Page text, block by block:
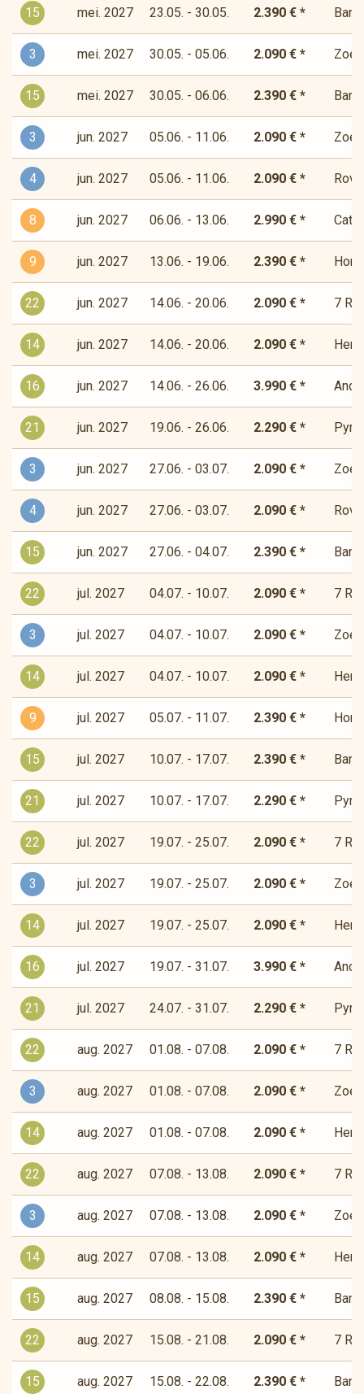
15 mei. 2027 23.05. - 30.05. 2.390 € *
3 mei. 2027 30.05. - 05.06. 2.090 € *
15 mei. 2027 30.05. - 06.06. 2.390 € *
3 jun. 2027 05.06. - 11.06. 2.090 € *
4 jun. 2027 05.06. - 11.06. 2.090 € *
8 jun. 2027 06.06. - 13.06. 2.990 € *
9 jun. 2027 13.06. - 19.06. 2.390 € *
22 jun. 2027 14.06. - 20.06. 2.090 € * 7
14 jun. 2027 14.06. - 20.06. 2.090 € *
16 jun. 2027 14.06. - 26.06. 3.990 € *
21 jun. 2027 19.06. - 26.06. 2.290 € *
3 jun. 2027 27.06. - 03.07. 2.090 € *
4 jun. 2027 27.06. - 03.07. 2.090 € *
15 jun. 2027 27.06. - 04.07. 2.390 € *
22 jul. 2027 04.07. - 10.07. 2.090 € * 7
3 jul. 2027 04.07. - 10.07. 2.090 € *
14 jul. 2027 04.07. - 10.07. 2.090 € *
9 jul. 2027 05.07. - 11.07. 2.390 € *
15 jul. 2027 10.07. - 17.07. 2.390 € *
21 jul. 2027 10.07. - 17.07. 2.290 € *
22 jul. 2027 19.07. - 25.07. 2.090 € * 7
3 jul. 2027 19.07. - 25.07. 2.090 € *
14 jul. 2027 19.07. - 25.07. 2.090 € *
16 jul. 2027 19.07. - 31.07. 3.990 € *
21 jul. 2027 24.07. - 31.07. 2.290 € *
22 aug. 2027 01.08. - 07.08. 2.090 € * 7
3 aug. 2027 01.08. - 07.08. 2.090 € *
14 aug. 2027 01.08. - 07.08. 2.090 € *
22 aug. 2027 07.08. - 13.08. 2.090 € * 7
3 aug. 2027 07.08. - 13.08. 2.090 € *
14 aug. 2027 07.08. - 13.08. 2.090 € *
15 aug. 2027 08.08. - 15.08. 2.390 € *
22 aug. 2027 15.08. - 21.08. 2.090 € * 7
15 aug. 2027 15.08. - 22.08. 2.390 € *